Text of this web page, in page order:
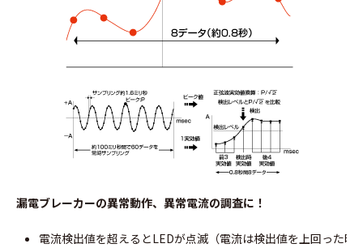
漏電ブレーカーの異常動作、異常電流の調査に！
電流検出値を超えるとLEDが点滅（電流は検出値を上回った時